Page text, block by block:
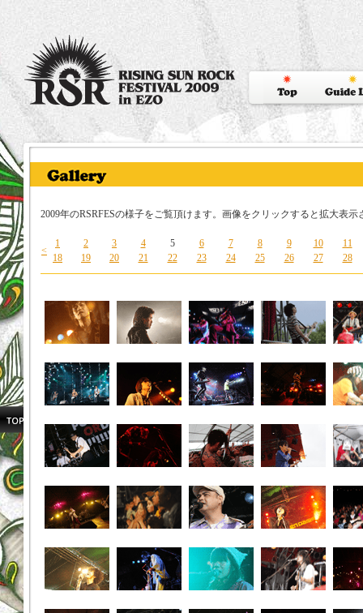
2009年のRSRFESの様子をご覧頂けます。画像をクリックすると拡大表示
<
1 2 3 4 5 6 7 8 9 10
11
18
19 20 21 22 23 24 25 26 27 28